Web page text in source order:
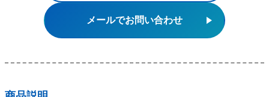
メールでお問い合わせ